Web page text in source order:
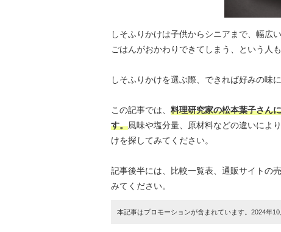
しそふりかけは子供からシニアまで、幅広
ごはんがおかわりできてしまう、という人
しそふりかけを選ぶ際、できれば好みの味
この記事では、 料理研究家の松本葉子さん
す。風味や塩分量、原材料などの違いによ
けを探してみてください。
記事後半には、比較一覧表、通販サイトの
みてください。
本記事はプロモーションが含まれています。2024年